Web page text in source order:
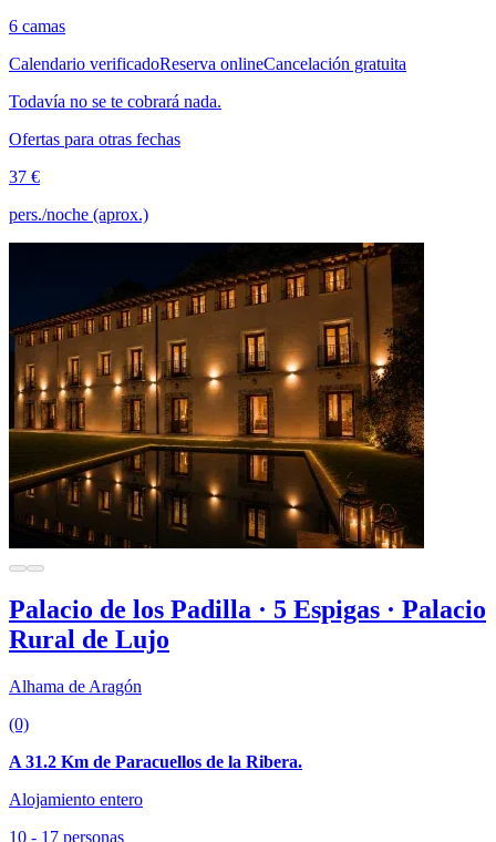
6 camas
Calendario verificadoReserva onlineCancelación gratuita
Todavía no se te cobrará nada.
Ofertas para otras fechas
37 €
pers./noche (aprox.)
Palacio de los Padilla · 5 Espigas · Palacio
Rural de Lujo
Alhama de Aragón
(0)
A 31.2 Km de Paracuellos de la Ribera.
Alojamiento entero
10 - 17 personas